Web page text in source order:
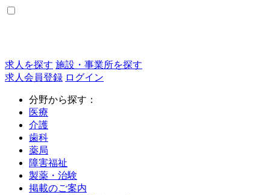
求人を探す 施設・事業所を探す
求人会員登録 ログイン
分野から探す：
医療
介護
歯科
薬局
障害福祉
製薬・治験
掲載のご案内